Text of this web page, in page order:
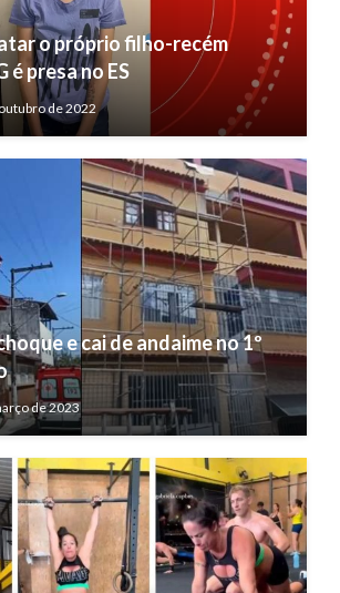
o próprio filho-recém
é presa no ES
de 2022
e cai de andaime no 1º
de 2023